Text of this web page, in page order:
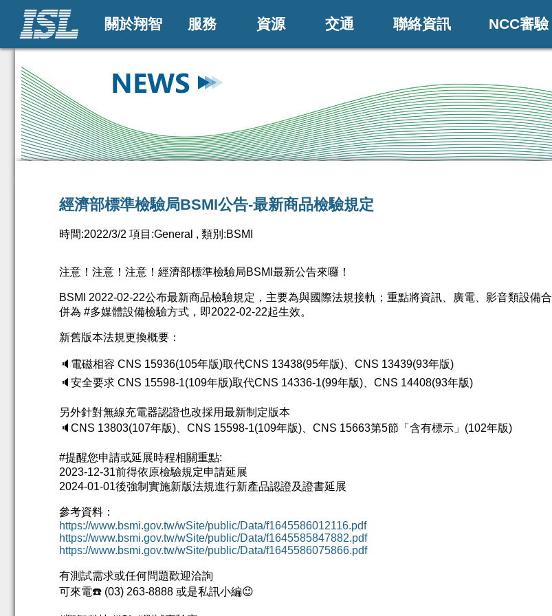
關於翔智 服務 資源 交通 聯絡資訊 NCC審驗
經濟部標準檢驗局BSMI公告-最新商品檢驗規定
時間:2022/3/2 項目:General , 類別:BSMI
注意！注意！注意！ 經濟部標準檢驗局BSMI 最新公告來囉！
BSMI 2022-02-22公布最新商品檢驗規定，主要為與國際法規接軌；重點將資訊、廣電、影音類設備合
併為 #多媒體設備檢驗方式，即2022-02-22起生效。
新舊版本法規更換概要：
🔈 電磁相容 CNS 15936(105年版)取代CNS 13438(95年版) CNS 13439(93年版)
🔈 安全要求 CNS 15598-1(109年版)取代CNS 14336-1(99年版) CNS 14408(93年版)
另外針對無線充電器認證也改採用最新制定版本
🔈 CNS 13803(107年版) CNS 15598-1(109年版) CNS 15663第5節「含有標示」 (102年版)
#提醒您申請或延展時程相關重點:
2023-12-31前得依原檢驗規定申請延展
2024-01-01後強制實施新版法規進行新產品認證及證書延展
參考資料：
https://www.bsmi.gov.tw/wSite/public/Data/f1645586012116.pdf
https://www.bsmi.gov.tw/wSite/public/Data/f1645585847882.pdf
https://www.bsmi.gov.tw/wSite/public/Data/f1645586075866.pdf
有測試需求或任何問題歡迎洽詢
可來電☎ ️ (03) 263-8888 或是私訊小編😉